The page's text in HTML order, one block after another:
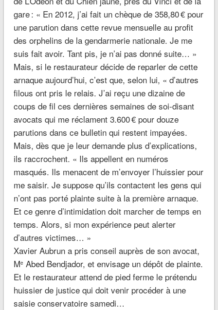
gare : « En 2012, j’ai fait un chèque de 358,80 € pour
une parution dans cette revue mensuelle au profit
des orphelins de la gendarmerie nationale. Je me
suis fait avoir. Tant pis, je n’ai pas donné suite… »
Mais, si le restaurateur décide de reparler de cette
arnaque aujourd’hui, c’est que, selon lui, « d’autres
filous ont pris le relais. J’ai reçu une dizaine de
coups de fil ces dernières semaines de soi-disant
avocats qui me réclament 3.600 € pour douze
parutions dans ce bulletin qui restent impayées.
Mais, dès que je leur demande plus d’explications,
ils raccrochent. « Ils appellent en numéros
masqués. Ils menacent de m’envoyer l’huissier pour
me saisir. Je suppose qu’ils contactent les gens qui
n’ont pas porté plainte suite à la première arnaque.
Et ce genre d’intimidation doit marcher de temps en
temps. Alors, si mon expérience peut alerter
d’autres victimes… »
Xavier Aubrun a pris conseil auprès de son avocat,
Me Abed Bendjador, et envisage un dépôt de plainte.
Et le restaurateur attend de pied ferme le prétendu
huissier de justice qui doit venir procéder à une
saisie conservatoire samedi…